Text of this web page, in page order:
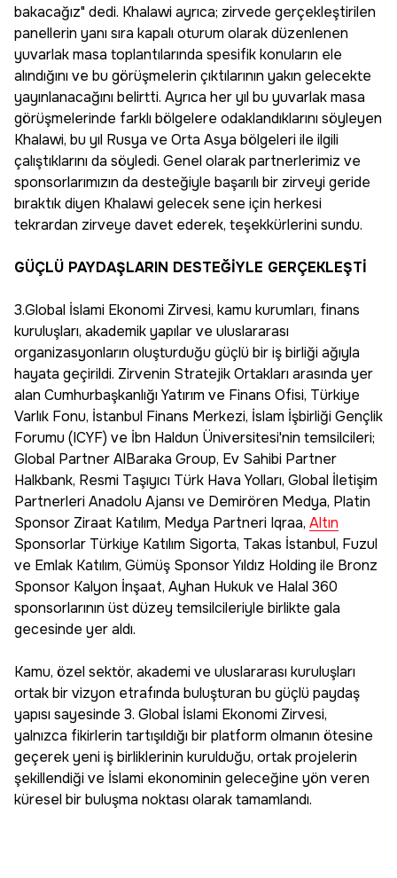
bakacağız" dedi. Khalawi ayrıca; zirvede gerçekleştirilen
panellerin yanı sıra kapalı oturum olarak düzenlenen
yuvarlak masa toplantılarında spesifik konuların ele
alındığını ve bu görüşmelerin çıktılarının yakın gelecekte
yayınlanacağını belirtti. Ayrıca her yıl bu yuvarlak masa
görüşmelerinde farklı bölgelere odaklandıklarını söyleyen
Khalawi, bu yıl Rusya ve Orta Asya bölgeleri ile ilgili
çalıştıklarını da söyledi. Genel olarak partnerlerimiz ve
sponsorlarımızın da desteğiyle başarılı bir zirveyi geride
bıraktık diyen Khalawi gelecek sene için herkesi
tekrardan zirveye davet ederek, teşekkürlerini sundu.
GÜÇLÜ PAYDAŞLARIN DESTEĞİYLE GERÇEKLEŞTİ
3.Global İslami Ekonomi Zirvesi, kamu kurumları, finans
kuruluşları, akademik yapılar ve uluslararası
organizasyonların oluşturduğu güçlü bir iş birliği ağıyla
hayata geçirildi. Zirvenin Stratejik Ortakları arasında yer
alan Cumhurbaşkanlığı Yatırım ve Finans Ofisi, Türkiye
Varlık Fonu, İstanbul Finans Merkezi, İslam İşbirliği Gençlik
Forumu (ICYF) ve İbn Haldun Üniversitesi'nin temsilcileri;
Global Partner AlBaraka Group, Ev Sahibi Partner
Halkbank, Resmi Taşıyıcı Türk Hava Yolları, Global İletişim
Partnerleri Anadolu Ajansı ve Demirören Medya, Platin
Sponsor Ziraat Katılım, Medya Partneri Iqraa, Altın
Sponsorlar Türkiye Katılım Sigorta, Takas İstanbul, Fuzul
ve Emlak Katılım, Gümüş Sponsor Yıldız Holding ile Bronz
Sponsor Kalyon İnşaat, Ayhan Hukuk ve Halal 360
sponsorlarının üst düzey temsilcileriyle birlikte gala
gecesinde yer aldı.
Kamu, özel sektör, akademi ve uluslararası kuruluşları
ortak bir vizyon etrafında buluşturan bu güçlü paydaş
yapısı sayesinde 3. Global İslami Ekonomi Zirvesi,
yalnızca fikirlerin tartışıldığı bir platform olmanın ötesine
geçerek yeni iş birliklerinin kurulduğu, ortak projelerin
şekillendiği ve İslami ekonominin geleceğine yön veren
küresel bir buluşma noktası olarak tamamlandı.